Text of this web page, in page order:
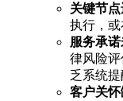
关键节点
执行，或
服务承诺
律风险
乏系统提
客户关怀